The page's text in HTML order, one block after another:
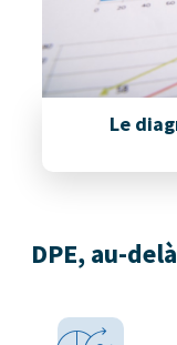
Le
DPE, au-